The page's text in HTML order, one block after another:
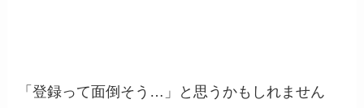
「登録って面倒そう…」と思うかもしれません